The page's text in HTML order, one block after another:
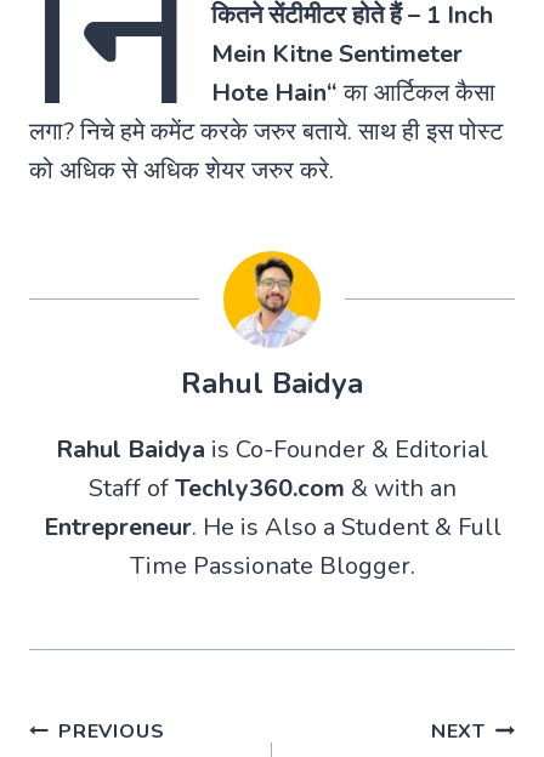
कितने सेंटीमीटर होते हैं – 1 Inch
Mein Kitne Sentimeter
Hote Hain“का आर्टिकल कैसा
लगा? निचे हमे कमेंट करके जरुर बताये. साथ ही इस पोस्ट
को अधिक से अधिक शेयर जरुर करे.
Rahul Baidya
Rahul Baidya is Co-Founder & Editorial
Staff ofTechly360.com & with an
Entrepreneur. He is Also a Student & Full
Time Passionate Blogger.
Post
PREVIOUS NEXT